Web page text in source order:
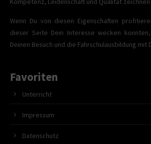
Wenn Du von diesen Eigenschaften
dieser Seite Dein Interesse wecken
Deinen Besuch und die Fahrschulausbildung mit
Favoriten
Unterricht
Impressum
Datenschutz